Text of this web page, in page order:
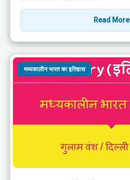
Read More
मध्यकालीन भारत का इतिहास